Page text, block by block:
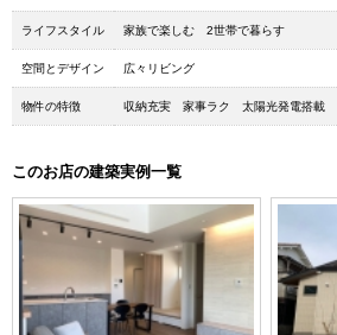
ライフスタイル 家族で楽しむ 2世帯で暮らす
空間とデザイン 広々リビング
物件の特徴 収納充実 家事ラク 太陽光発電搭載
このお店の建築実例一覧